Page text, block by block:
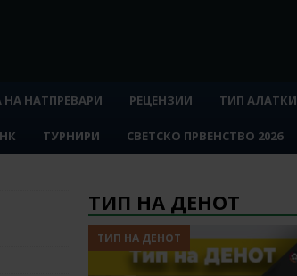
НАТПРЕВАРИ РЕЦЕНЗИИ ТИП АЛАТКИ
ТУРНИРИ СВЕТСКО ПРВЕНСТВО 2026
ТИП НА ДЕНОТ
ТИП НА ДЕНОТ